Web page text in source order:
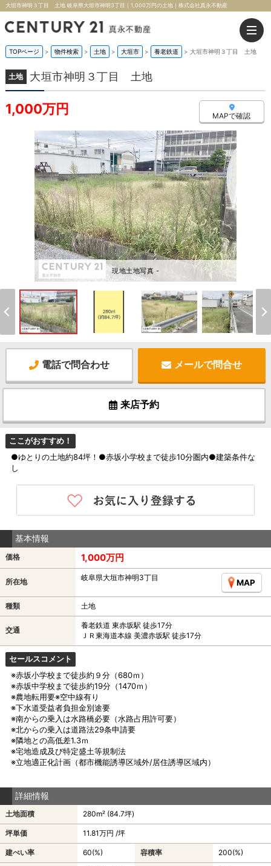
大垣市神明３丁目 土地 岐阜県大垣市神明3丁目｜1,000万円の土地｜株式会社真永不動産
TOPページ > 物件検索 > 土地 > 大垣市 > 養老鉄道 > 大垣市神明３丁目 土地
土地 大垣市神明３丁目 土地
1,000万円 MAPで確認
現地土地写真 -
電話で問合わせ メールで問合せ
来店予約
ここがおすすめ！
●ゆとりの土地約84坪！●赤坂小学校まで徒歩10分圏内●建築条件な
し
基本情報
価格 1,000万円
所在地 岐阜県大垣市神明3丁目
MAP
種類 土地
交通
養老鉄道 東赤坂駅 徒歩17分
ＪＲ東海道本線 美濃赤坂駅 徒歩17分
セールスコメント
※赤坂小学校まで徒歩約９分（680ｍ）
※赤坂中学校まで徒歩約19分（1470ｍ）
※農地転用要※空中線有り
※下水道受益者負担金別途要
※南からの乗入は水路橋必要（水路占用許可要）
※北からの乗入は道路法29条申請要
※隣地との高低差1.3ｍ
※宅地造成及び特定盛土等規制法
※立地適正化計画（都市機能誘導区域外/居住誘導区域内）
詳細情報
土地面積 280m² (84.7坪)
坪単価 11.81万円 /坪
建ぺい率 60(%) 容積率 200(%)